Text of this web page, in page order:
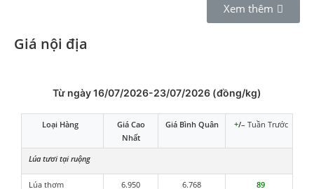
Xem thêm
Giá nội địa
Từ ngày 16/07/2026-23/07/2026 (đồng/kg)
Loại Hàng
Giá Cao
Nhất
Giá Bình Quân +/– Tuần Trước
Lúa tươi tại ruộng
Lúa thơm 6.950 6.768 89